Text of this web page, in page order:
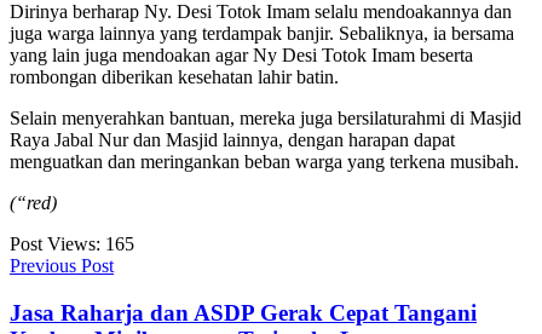
Dirinya berharap Ny. Desi Totok Imam selalu mendoakannya dan
juga warga lainnya yang terdampak banjir. Sebaliknya, ia bersama
yang lain juga mendoakan agar Ny Desi Totok Imam beserta
rombongan diberikan kesehatan lahir batin.
Selain menyerahkan bantuan, mereka juga bersilaturahmi di Masjid
Raya Jabal Nur dan Masjid lainnya, dengan harapan dapat
menguatkan dan meringankan beban warga yang terkena musibah.
(“red)
Post Views: 165
Previous Post
Jasa Raharja dan ASDP Gerak Cepat Tangani